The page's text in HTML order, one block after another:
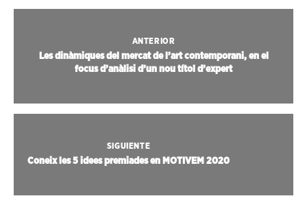
ANTERIOR
Les dinàmiques del mercat de l’art contemporani, en el
focus d’anàlisi d’un nou títol d’expert
SIGUIENTE
Coneix les 5 idees premiades en MOTIVEM 2020